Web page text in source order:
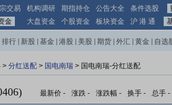
交易 机构调研 期指持仓 公告大全 条件选股
金 大盘资金 个股资金 板块资金 沪 港 通
排行 新股 基金 港股 美股 期货 外汇 黄金 自选
> 分红送配 > 国电南瑞 > 国电南瑞-分红送配
最新价 - 涨跌 - 涨跌幅 - 换手 - 总手 -